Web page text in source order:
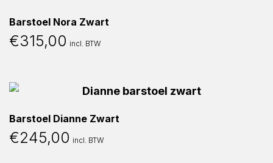
Barstoel Nora Zwart
€315,00 incl. BTW
Barstoel Dianne Zwart
€245,00 incl. BTW